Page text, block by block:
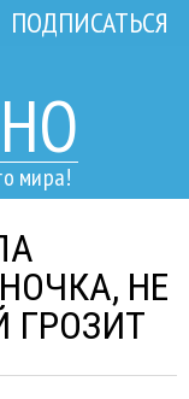
мира!
ПОДПИСАТЬСЯ
НЕ
ГРОЗИТ